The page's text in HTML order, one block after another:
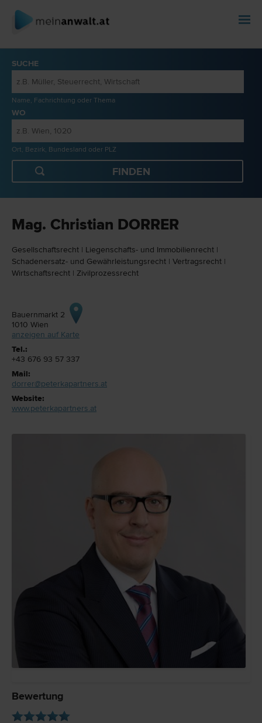
SUCHE
Name, Fachrichtung oder Thema
WO
Ort, Bezirk, Bundesland oder PLZ
Mag. Christian DORRER
Gesellschafts­recht | Liegenschafts- und Immobilien­recht |
Schadenersatz- und Gewährleistungs­recht | Vertrags­recht |
Wirtschafts­recht | Zivilprozess­recht
Bauernmarkt 2
1010 Wien
anzeigen auf Karte
Tel.:
+43 676 93 57 337
Mail:
dorrer@peterkapartners.at
Website:
www.peterkapartners.at
Bewertung